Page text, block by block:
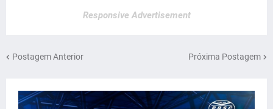
Responsive Advertisement
Postagem Anterior Próxima Postagem